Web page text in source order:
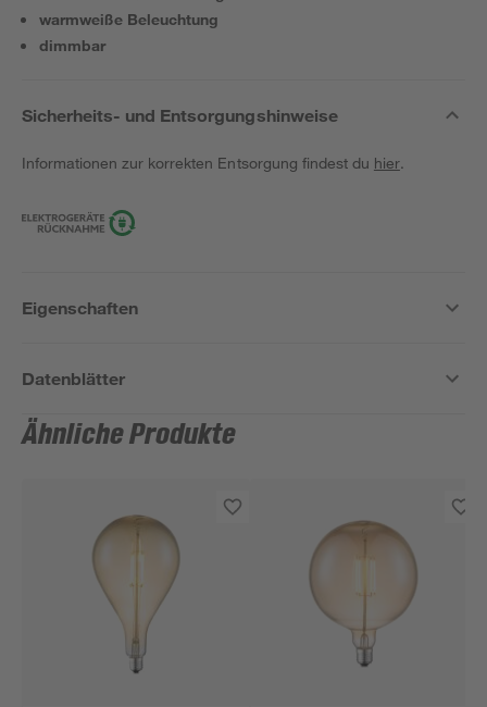
warmweiße Beleuchtung
dimmbar
Sicherheits- und Entsorgungshinweise
Informationen zur korrekten Entsorgung findest du hier.
Eigenschaften
Datenblätter
Ähnliche Produkte